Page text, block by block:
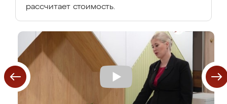
рассчитает стоимость.